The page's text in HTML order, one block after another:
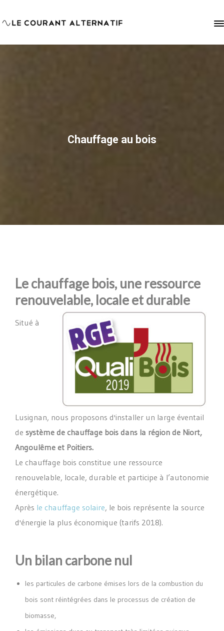
Chauffage au bois
Le chauffage bois, une ressource
renouvelable, locale et durable
Situé à
Lusignan, nous proposons d'installer un large éventail
de système de chauffage bois dans la région de Niort,
Angoulême et Poitiers.
Le chauffage bois constitue une ressource
renouvelable, locale, durable et participe à l’autonomie
énergétique.
Après le chauffage solaire, le bois représente la source
d'énergie la plus économique (tarifs 2018).
Un bilan carbone nul
les particules de carbone émises lors de la combustion du
bois sont réintégrées dans le processus de création de
biomasse,